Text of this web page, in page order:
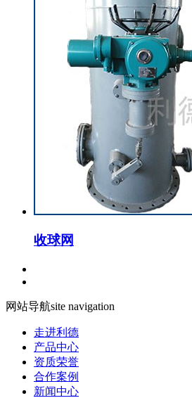
收球网
网站导航site navigation
走进利德
产品中心
资质荣誉
合作案例
新闻中心